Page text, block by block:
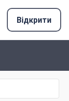
Відкрити